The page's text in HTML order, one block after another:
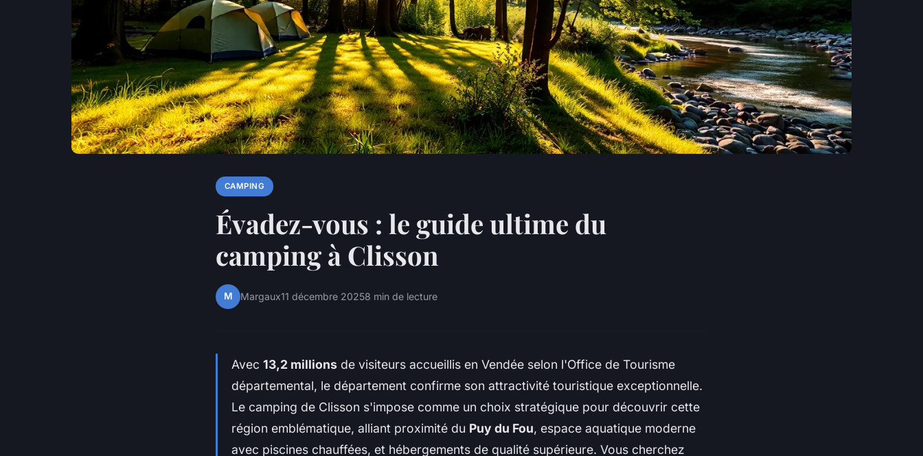
CAMPING
Évadez-vous : le guide ultime du
camping à Clisson
M Margaux11 décembre 20258 min de lecture
Avec 13,2 millions de visiteurs accueillis en Vendée selon l'Office de Tourisme
départemental, le département confirme son attractivité touristique exceptionnelle.
Le camping de Clisson s'impose comme un choix stratégique pour découvrir cette
région emblématique, alliant proximité du Puy du Fou, espace aquatique moderne
avec piscines chauffées, et hébergements de qualité supérieure. Vous cherchez